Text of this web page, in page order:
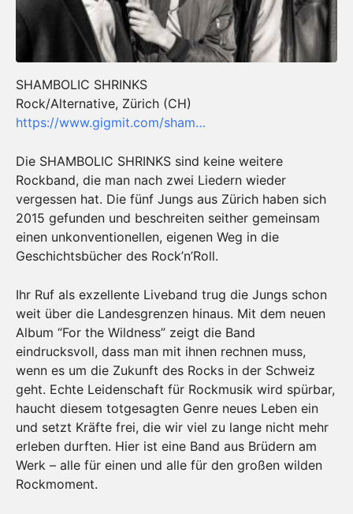
SHAMBOLIC SHRINKS
Rock/Alternative, Zürich (CH)
https://www.gigmit.com/sham…
Die SHAMBOLIC SHRINKS sind keine weitere
Rockband, die man nach zwei Liedern wieder
vergessen hat. Die fünf Jungs aus Zürich haben sich
2015 gefunden und beschreiten seither gemeinsam
einen unkonventionellen, eigenen Weg in die
Geschichtsbücher des Rock’n’Roll.
Ihr Ruf als exzellente Liveband trug die Jungs schon
weit über die Landesgrenzen hinaus. Mit dem neuen
Album “For the Wildness” zeigt die Band
eindrucksvoll, dass man mit ihnen rechnen muss,
wenn es um die Zukunft des Rocks in der Schweiz
geht. Echte Leidenschaft für Rockmusik wird spürbar,
haucht diesem totgesagten Genre neues Leben ein
und setzt Kräfte frei, die wir viel zu lange nicht mehr
erleben durften. Hier ist eine Band aus Brüdern am
Werk – alle für einen und alle für den großen wilden
Rockmoment.